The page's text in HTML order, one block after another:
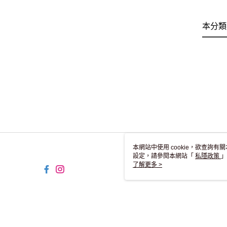
本分
本網站中使用 cookie，欲查詢有
設定，請參閱本網站「 私隱政策
用 cookie。
了解更多 >